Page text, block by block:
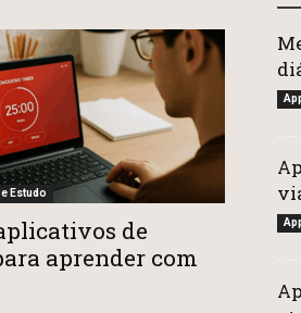
Estudo
de
aprender com